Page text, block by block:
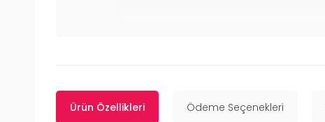
Ürün Özellikleri Ödeme Seçenekleri